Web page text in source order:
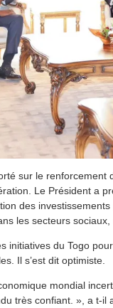
sur le
Le Président a
des
les secteurs sociaux,
initiatives du Togo
Il s’est dit optimiste.
mondial
très confiant. », a t-il